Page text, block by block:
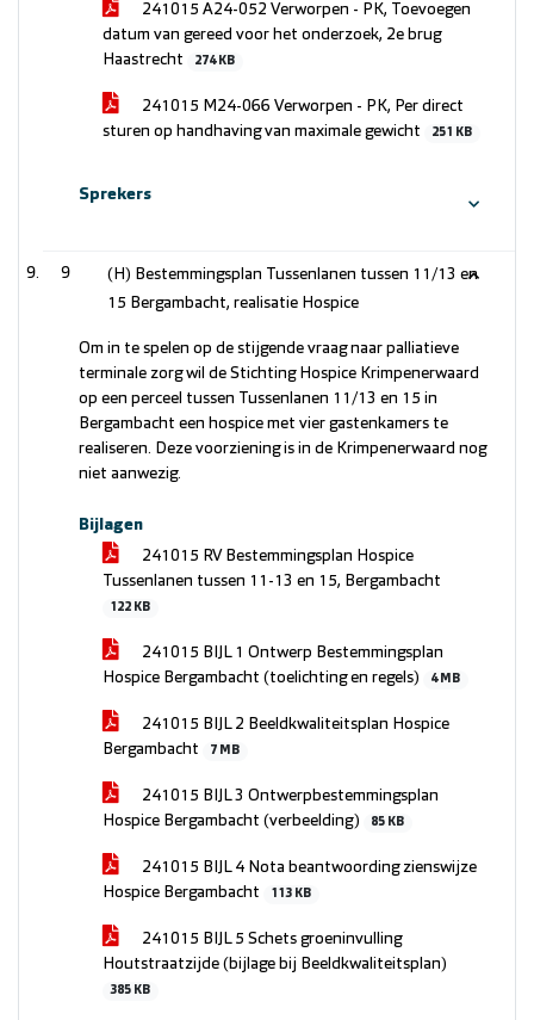
241015 A24-052 Verworpen - PK, Toevoegen
datum van gereed voor het onderzoek, 2e brug
Haastrecht
274 KB
241015 M24-066 Verworpen - PK, Per direct
sturen op handhaving van maximale gewicht
251 KB
Sprekers
9
(H) Bestemmingsplan Tussenlanen tussen 11/13 en
15 Bergambacht, realisatie Hospice
Om in te spelen op de stijgende vraag naar palliatieve
terminale zorg wil de Stichting Hospice Krimpenerwaard
op een perceel tussen Tussenlanen 11/13 en 15 in
Bergambacht een hospice met vier gastenkamers te
realiseren. Deze voorziening is in de Krimpenerwaard nog
niet aanwezig.
Bijlagen
241015 RV Bestemmingsplan Hospice
Tussenlanen tussen 11-13 en 15, Bergambacht
122 KB
241015 BIJL 1 Ontwerp Bestemmingsplan
Hospice Bergambacht (toelichting en regels)
4 MB
241015 BIJL 2 Beeldkwaliteitsplan Hospice
Bergambacht
7 MB
241015 BIJL 3 Ontwerpbestemmingsplan
Hospice Bergambacht (verbeelding)
85 KB
241015 BIJL 4 Nota beantwoording zienswijze
Hospice Bergambacht
113 KB
241015 BIJL 5 Schets groeninvulling
Houtstraatzijde (bijlage bij Beeldkwaliteitsplan)
385 KB